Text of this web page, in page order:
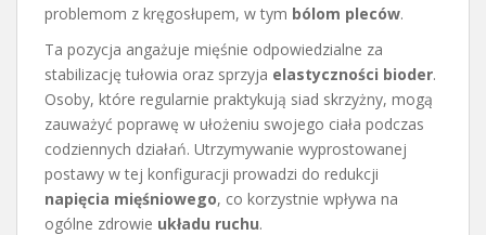
problemom z kręgosłupem, w tym bólom pleców.
Ta pozycja angażuje mięśnie odpowiedzialne za
stabilizację tułowia oraz sprzyja elastyczności bioder.
Osoby, które regularnie praktykują siad skrzyżny, mogą
zauważyć poprawę w ułożeniu swojego ciała podczas
codziennych działań. Utrzymywanie wyprostowanej
postawy w tej konfiguracji prowadzi do redukcji
napięcia mięśniowego, co korzystnie wpływa na
ogólne zdrowie układu ruchu.